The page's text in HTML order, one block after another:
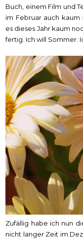
Buch, einem Film und
im Februar auch
es dieses Jahr kaum
fertig. Ich will Sommer.
Zufällig habe ich nun
nicht langer Zeit im